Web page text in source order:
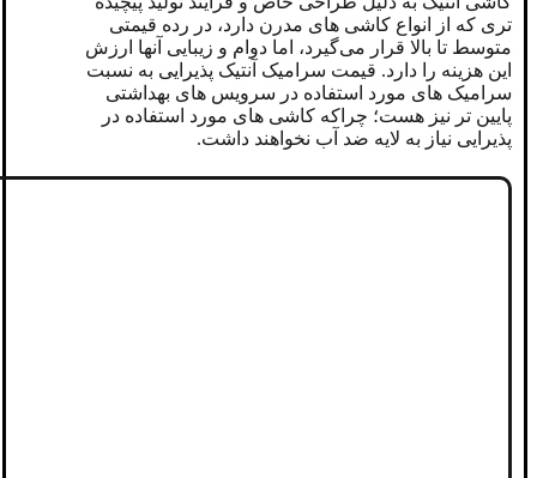
‌تری که از انواع کاشی های مدرن دارد، در رده قیمتی
متوسط تا بالا قرار می‌گیرد، اما دوام و زیبایی آنها ارزش
این هزینه را دارد. قیمت سرامیک آنتیک پذیرایی به نسبت
سرامیک های مورد استفاده در سرویس های بهداشتی
پایین تر نیز هست؛ چراکه کاشی های مورد استفاده در
پذیرایی نیاز به لایه ضد آب نخواهند داشت.